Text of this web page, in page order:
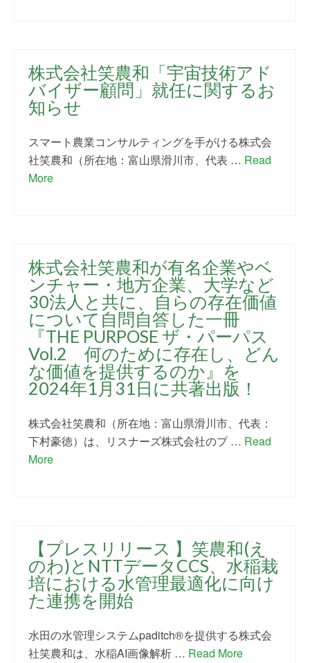
株式会社笑農和「宇宙技術アド
バイザー顧問」就任に関するお
知らせ
スマート農業コンサルティングを手がける株式会
社笑農和（所在地：富山県滑川市、代表 … Read
More
株式会社笑農和が有名企業やベ
ンチャー・地方企業、大学など
30法人と共に、自らの存在価値
について自問自答した一冊
『THE PURPOSE ザ・パーパス
Vol.2 何のために存在し、どん
な価値を提供するのか』を
2024年1月31日に共著出版！
株式会社笑農和（所在地：富山県滑川市、代表：
下村豪徳）は、リスナーズ株式会社のプ … Read
More
【プレスリリース 】笑農和(え
のわ)とNTTデータCCS、水稲栽
培における水管理最適化に向け
た連携を開始
水田の水管理システムpaditch®を提供する株式会
社笑農和は、水稲AI画像解析 … Read More